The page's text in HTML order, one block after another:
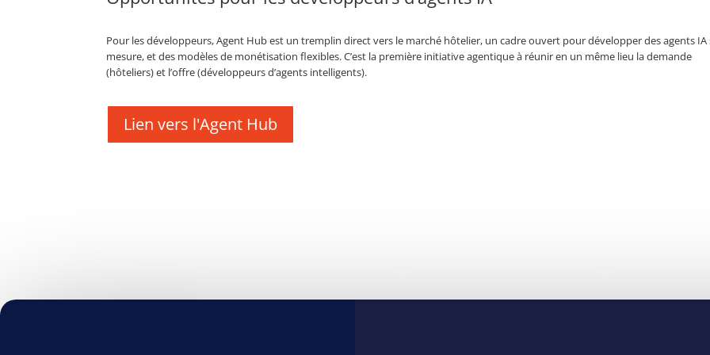
Pour les développeurs, Agent Hub est un tremplin direct vers le marché hôtelier, un cadre ouvert pour développer des agents IA
mesure, et des modèles de monétisation flexibles. C’est la première initiative agentique à réunir en un même lieu la demande
(hôteliers) et l’offre (développeurs d’agents intelligents).
Lien vers l'Agent Hub